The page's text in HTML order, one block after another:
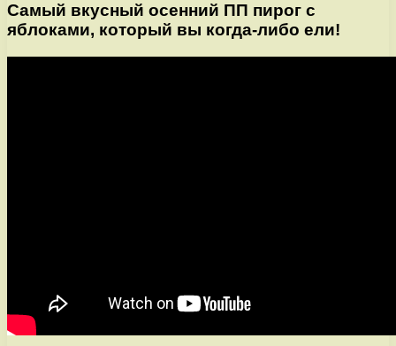
Самый вкусный осенний ПП пирог с
яблоками, который вы когда-либо ели!